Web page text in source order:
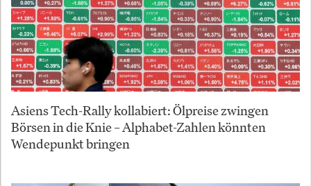
Asiens Tech-Rally kollabiert: Ölpreise zwingen
Börsen in die Knie – Alphabet-Zahlen könnten
Wendepunkt bringen